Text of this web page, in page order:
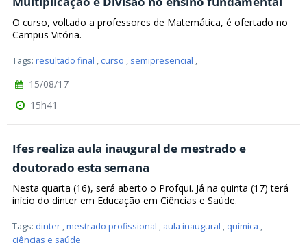
O curso, voltado a professores de Matemática, é ofertado no
Campus Vitória.
Tags: resultado final , curso , semipresencial ,
15/08/17
15h41
Ifes realiza aula inaugural de mestrado e
doutorado esta semana
Nesta quarta (16), será aberto o Profqui. Já na quinta (17) terá
início do dinter em Educação em Ciências e Saúde.
Tags: dinter ,mestrado profissional , aula inaugural , química ,
ciências e saúde